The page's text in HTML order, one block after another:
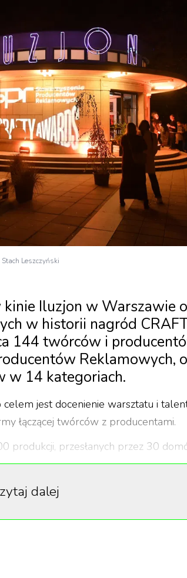
Stach Leszczyński
Iluzjon w Warszawie
w historii nagród
144 twórców i
Reklamowych,
w 14 kategoriach.
jest docenienie warsztatu i
łączącej twórców z producentami.
produkcji, przesłanych przez 30
na rynku jest kategoria
reklamowej oraz kilkunastu
dalej